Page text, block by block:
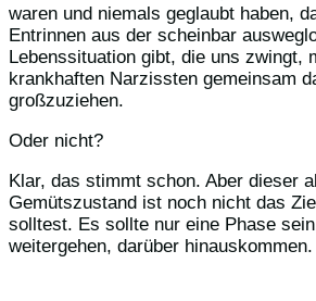
waren und niemals geglaubt haben,
Entrinnen aus der scheinbar
Lebenssituation gibt, die uns zwingt,
krankhaften Narzissten gemeinsam
großzuziehen.
Oder nicht?
Klar, das stimmt schon. Aber dieser
Gemütszustand ist noch nicht das
solltest. Es sollte nur eine Phase
weitergehen, darüber hinauskommen.